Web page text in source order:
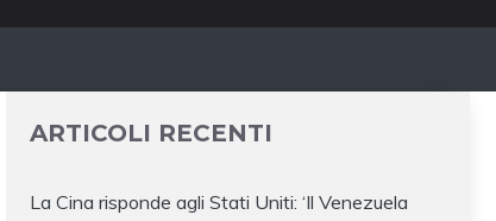
ARTICOLI RECENTI
La Cina risponde agli Stati Uniti: ‘Il Venezuela